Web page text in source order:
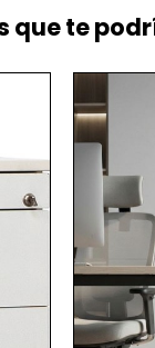
que te